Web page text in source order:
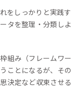
をしっかりと実践す
タを整理・分類しよ
組み（フレームワー
ことになるが、その
決定など収束させる